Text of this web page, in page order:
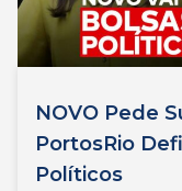
NOVO Pede
PortosRio
Políticos